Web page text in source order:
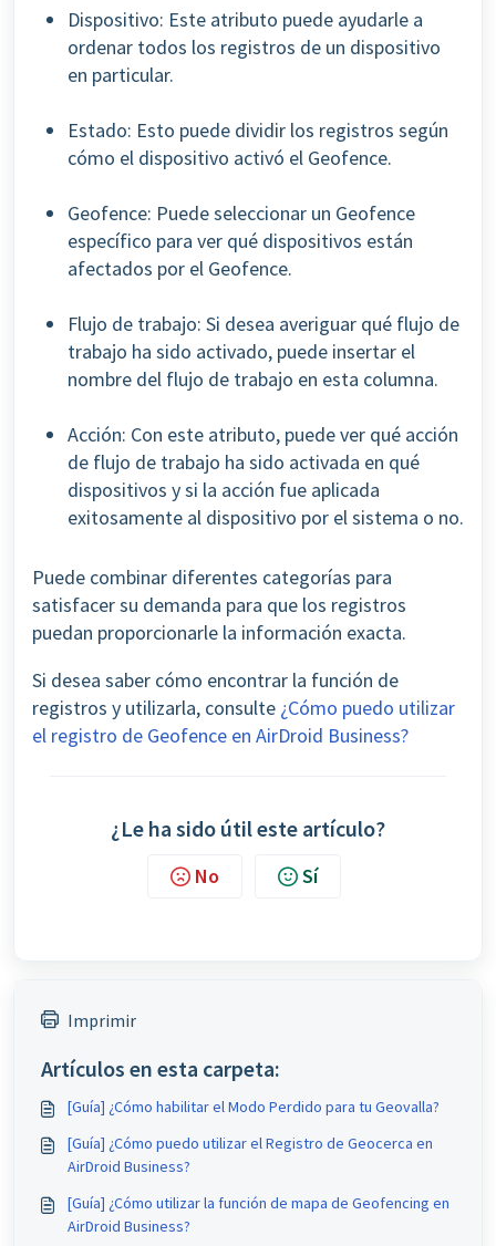
Dispositivo: Este atributo puede ayudarle a
ordenar todos los registros de un dispositivo
en particular.
Estado: Esto puede dividir los registros según
cómo el dispositivo activó el Geofence.
Geofence: Puede seleccionar un Geofence
específico para ver qué dispositivos están
afectados por el Geofence.
Flujo de trabajo: Si desea averiguar qué flujo de
trabajo ha sido activado, puede insertar el
nombre del flujo de trabajo en esta columna.
Acción: Con este atributo, puede ver qué acción
de flujo de trabajo ha sido activada en qué
dispositivos y si la acción fue aplicada
exitosamente al dispositivo por el sistema o no.
Puede combinar diferentes categorías para
satisfacer su demanda para que los registros
puedan proporcionarle la información exacta.
Si desea saber cómo encontrar la función de
registros y utilizarla, consulte ¿Cómo puedo utilizar
el registro de Geofence en AirDroid Business?
¿Le ha sido útil este artículo?
No Sí
Imprimir
Artículos en esta carpeta:
[Guía] ¿Cómo habilitar el Modo Perdido para tu Geovalla?
[Guía] ¿Cómo puedo utilizar el Registro de Geocerca en
AirDroid Business?
[Guía] ¿Cómo utilizar la función de mapa de Geofencing en
AirDroid Business?